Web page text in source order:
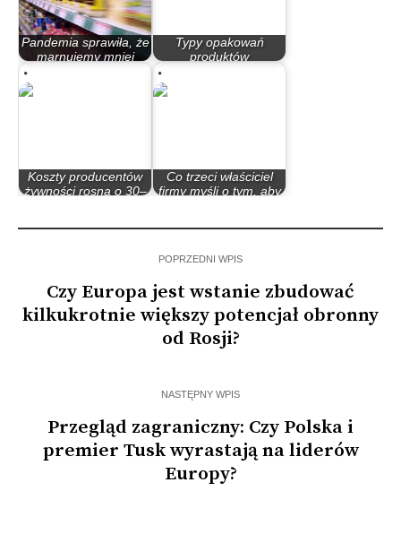
Pandemia sprawiła, że
marnujemy mniej
Typy opakowań
produktów
Koszty producentów
żywności rosną o 30–
Co trzeci właściciel
firmy myśli o tym, aby
POPRZEDNI WPIS
Czy Europa jest wstanie zbudować
kilkukrotnie większy potencjał obronny
od Rosji?
NASTĘPNY WPIS
Przegląd zagraniczny: Czy Polska i
premier Tusk wyrastają na liderów
Europy?